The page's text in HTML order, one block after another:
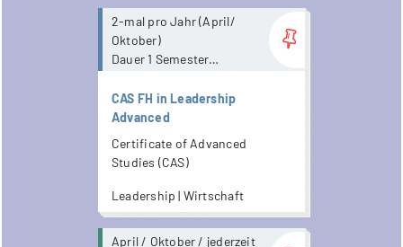
2-mal pro Jahr (April/
Oktober)
Dauer 1 Semester
CAS FH in Leadership
Advanced
Certificate of Advanced
Studies (CAS)
Leadership | Wirtschaft
more...
April / Oktober / jederzeit
more...